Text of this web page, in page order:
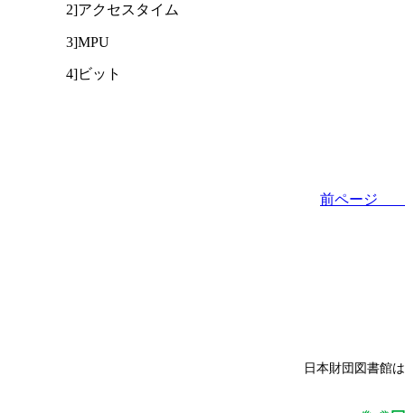
2]アクセスタイム
3]MPU
4]ビット
前ペー
日本財団図書館